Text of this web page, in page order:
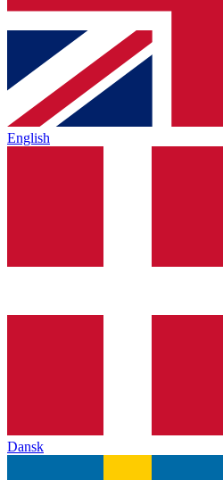
English
Dansk